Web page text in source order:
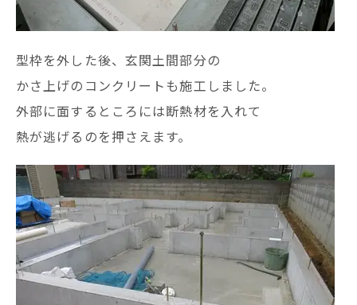
型枠を外した後、玄関土間部分の
かさ上げのコンクリートも施工しました。
外部に面するところには断熱材を入れて
熱が逃げるのを押さえます。